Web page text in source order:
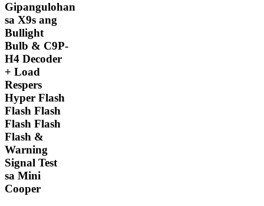
Gipangulohan
sa X9s ang
Bullight
Bulb & C9P-
H4 Decoder
+ Load
Respers
Hyper Flash
Flash Flash
Flash Flash
Flash &
Warning
Signal Test
sa Mini
Cooper